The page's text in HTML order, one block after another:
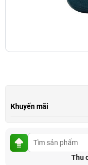
Khuyến mãi
Thu